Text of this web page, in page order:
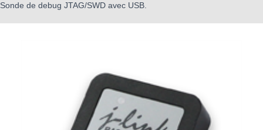
Sonde de debug JTAG/SWD avec USB.